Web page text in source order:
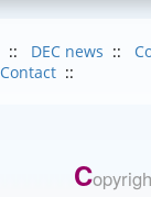
:: DEC news ::
Contact ::
C